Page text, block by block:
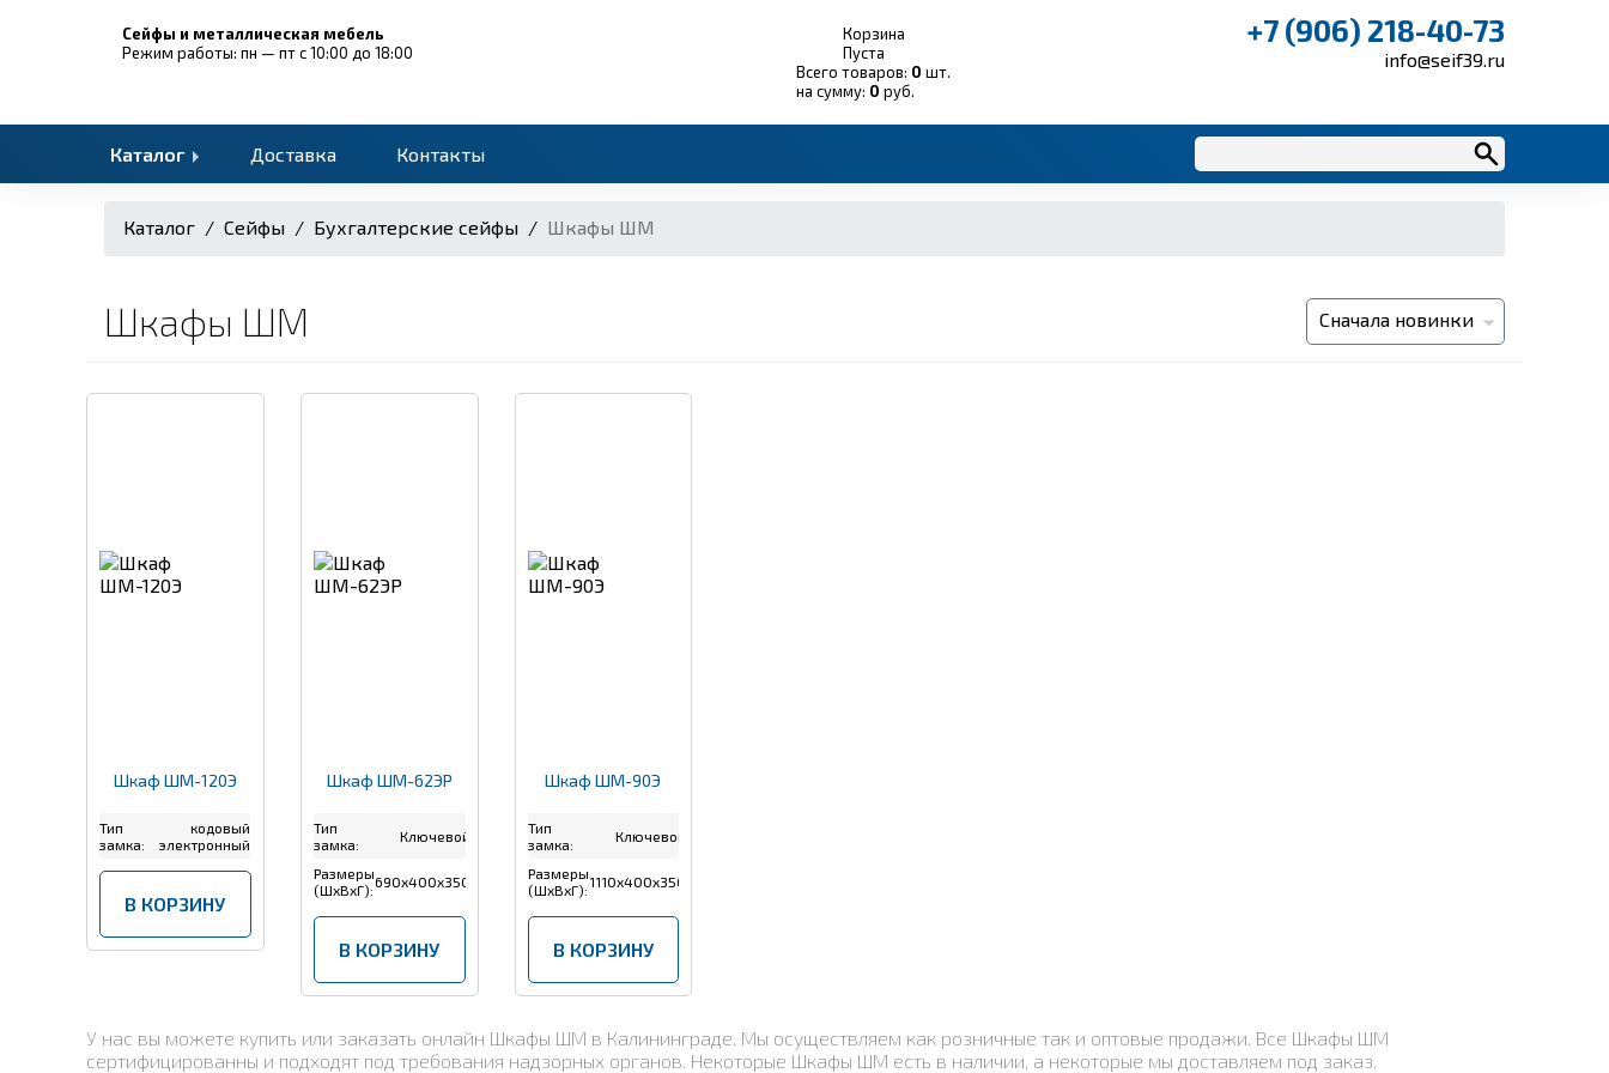
Сейфы и металлическая мебель
Режим работы: пн — пт с 10:00 до 18:00
Корзина
Пуста
Всего товаров: 0 шт.
на сумму: 0 руб.
+7 (906) 218-40-73
info@seif39.ru
Каталог Доставка Контакты
Каталог / Сейфы / Бухгалтерские сейфы / Шкафы ШМ
Шкафы ШМ Сначала новинки
Шкаф ШМ-120Э
Тип
замка:
кодовый
электронный
В КОРЗИНУ
Шкаф ШМ-62ЭР
Тип
замка:
Ключевой
Размеры
(ШхВхГ):690x400x350
В КОРЗИНУ
Шкаф ШМ-90Э
Тип
замка:
Ключевой
Размеры
(ШхВхГ): 1110x400x350
В КОРЗИНУ
У нас вы можете купить или заказать онлайн Шкафы ШМ в Калининграде. Мы осуществляем как розничные так и оптовые продажи. Все Шкафы ШМ
сертифицированны и подходят под требования надзорных органов. Некоторые Шкафы ШМ есть в наличии, а некоторые мы доставляем под заказ.